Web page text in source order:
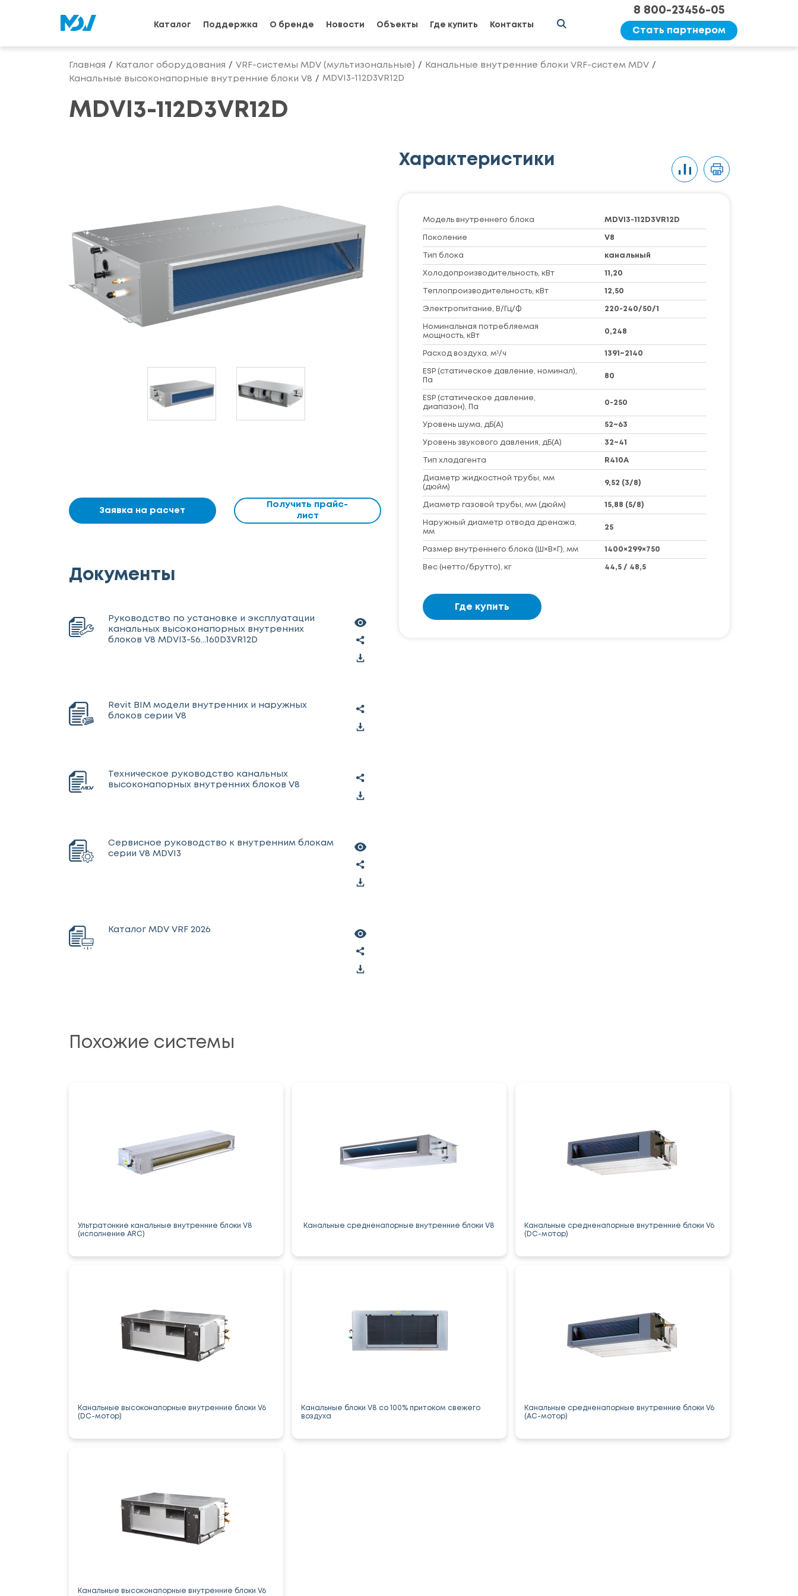
Каталог Поддержка О бренде Новости Объекты Где купить Контакты
8 800-23456-05
Стать партнером
Главная Каталог оборудования VRF-системы MDV (мультизональные)
Канальные внутренние блоки VRF-систем MDV
Канальные высоконапорные внутренние блоки V8
MDVI3-112D3VR12D
MDVI3-112D3VR12D
Заявка на расчет
Получить прайс-
лист
Характеристики
Модель внутреннего блока MDVI3-112D3VR12D
Поколение V8
Тип блока канальный
Холодопроизводительность, кВт 11,20
Теплопроизводительность, кВт 12,50
Электропитание, В/Гц/Ф 220-240/50/1
Номинальная потребляемая
мощность, кВт
0,248
Расход воздуха, м³/ч 1391~2140
ESP (статическое давление, номинал),
Па
80
ESP (статическое давление,
диапазон), Па
0-250
Уровень шума, дБ(A) 52~63
Уровень звукового давления, дБ(А) 32~41
Тип хладагента R410A
Диаметр жидкостной трубы, мм
(дюйм)
9,52 (3/8)
Диаметр газовой трубы, мм (дюйм) 15,88 (5/8)
Наружный диаметр отвода дренажа,
мм
25
Размер внутреннего блока (Ш×В×Г), мм 1400×299×750
Вес (нетто/брутто), кг 44,5 / 48,5
Где купить
Документы
Руководство по установке и эксплуатации
канальных высоконапорных внутренних
блоков V8 MDVI3-56...160D3VR12D
Revit BIM модели внутренних и наружных
блоков серии V8
Техническое руководство канальных
высоконапорных внутренних блоков V8
Сервисное руководство к внутренним блокам
серии V8 MDVI3
Каталог MDV VRF 2026
Похожие системы
Ультратонкие канальные внутренние блоки V8
(исполнение ARC)
Канальные средненапорные внутренние блоки V8
Канальные средненапорные внутренние блоки V6
(DC-мотор)
Канальные высоконапорные внутренние блоки V6
(DC-мотор)
Канальные блоки V8 со 100% притоком свежего
воздуха
Канальные средненапорные внутренние блоки V6
(AC-мотор)
Канальные высоконапорные внутренние блоки V6